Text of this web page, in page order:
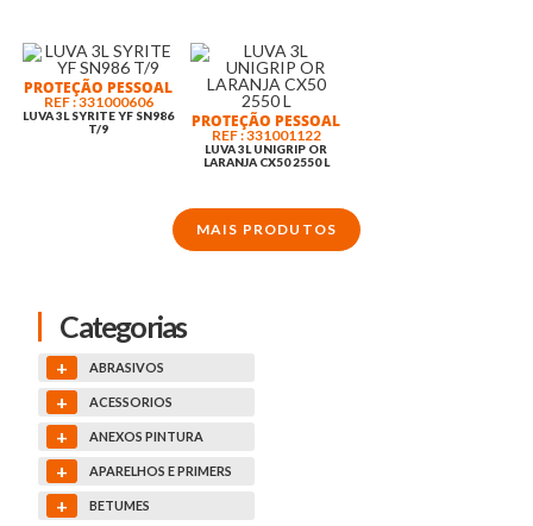
PROTEÇÃO PESSOAL
REF : 331000606
LUVA 3L SYRITE YF SN986
T/9
PROTEÇÃO PESSOAL
REF : 331001122
LUVA 3L UNIGRIP OR
LARANJA CX50 2550 L
MAIS PRODUTOS
Categorias
+ ABRASIVOS
+ ACESSORIOS
+ ANEXOS PINTURA
+ APARELHOS E PRIMERS
+ BETUMES